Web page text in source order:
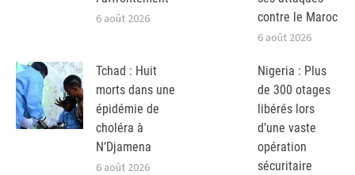
6 août 2026
contre le Maroc
6 août 2026
Tchad : Huit
morts dans une
épidémie de
choléra à
N’Djamena
6 août 2026
Nigeria : Plus
de 300 otages
libérés lors
d’une vaste
opération
sécuritaire